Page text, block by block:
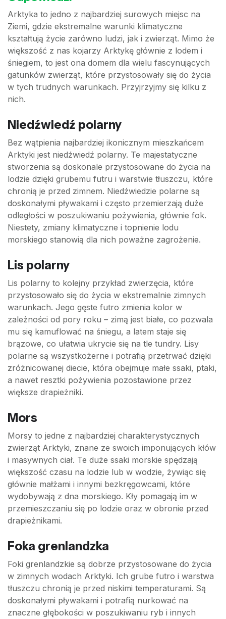
Arktyka to jedno z najbardziej surowych miejsc na
Ziemi, gdzie ekstremalne warunki klimatyczne
kształtują życie zarówno ludzi, jak i zwierząt. Mimo że
większość z nas kojarzy Arktykę głównie z lodem i
śniegiem, to jest ona domem dla wielu fascynujących
gatunków zwierząt, które przystosowały się do życia
w tych trudnych warunkach. Przyjrzyjmy się kilku z
nich.
Niedźwiedź polarny
Bez wątpienia najbardziej ikonicznym mieszkańcem
Arktyki jest niedźwiedź polarny. Te majestatyczne
stworzenia są doskonale przystosowane do życia na
lodzie dzięki grubemu futru i warstwie tłuszczu, które
chronią je przed zimnem. Niedźwiedzie polarne są
doskonałymi pływakami i często przemierzają duże
odległości w poszukiwaniu pożywienia, głównie fok.
Niestety, zmiany klimatyczne i topnienie lodu
morskiego stanowią dla nich poważne zagrożenie.
Lis polarny
Lis polarny to kolejny przykład zwierzęcia, które
przystosowało się do życia w ekstremalnie zimnych
warunkach. Jego gęste futro zmienia kolor w
zależności od pory roku – zimą jest białe, co pozwala
mu się kamuflować na śniegu, a latem staje się
brązowe, co ułatwia ukrycie się na tle tundry. Lisy
polarne są wszystkożerne i potrafią przetrwać dzięki
zróżnicowanej diecie, która obejmuje małe ssaki, ptaki,
a nawet resztki pożywienia pozostawione przez
większe drapieżniki.
Mors
Morsy to jedne z najbardziej charakterystycznych
zwierząt Arktyki, znane ze swoich imponujących kłów
i masywnych ciał. Te duże ssaki morskie spędzają
większość czasu na lodzie lub w wodzie, żywiąc się
głównie małżami i innymi bezkręgowcami, które
wydobywają z dna morskiego. Kły pomagają im w
przemieszczaniu się po lodzie oraz w obronie przed
drapieżnikami.
Foka grenlandzka
Foki grenlandzkie są dobrze przystosowane do życia
w zimnych wodach Arktyki. Ich grube futro i warstwa
tłuszczu chronią je przed niskimi temperaturami. Są
doskonałymi pływakami i potrafią nurkować na
znaczne głębokości w poszukiwaniu ryb i innych